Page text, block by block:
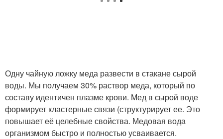
Одну чайную ложку меда развести в стакане сырой
воды. Мы получаем 30% раствор меда, который по
составу идентичен плазме крови. Мед в сырой воде
формирует кластерные связи (структурирует ее. Это
повышает её целебные свойства. Медовая вода
организмом быстро и полностью усваивается.